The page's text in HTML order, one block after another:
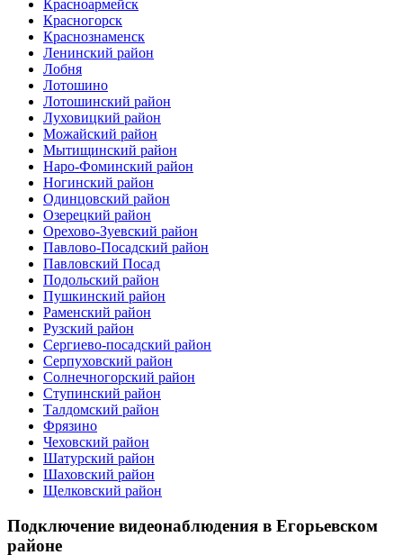
Красноармейск
Красногорск
Краснознаменск
Ленинский район
Лобня
Лотошино
Лотошинский район
Луховицкий район
Можайский район
Мытищинский район
Наро-Фоминский район
Ногинский район
Одинцовский район
Озерецкий район
Орехово-Зуевский район
Павлово-Посадский район
Павловский Посад
Подольский район
Пушкинский район
Раменский район
Рузский район
Сергиево-посадский район
Серпуховский район
Солнечногорский район
Ступинский район
Талдомский район
Фрязино
Чеховский район
Шатурский район
Шаховский район
Щелковский район
Подключение видеонаблюдения в Егорьевском
районе